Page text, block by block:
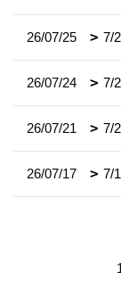
26/07/25 7/
26/07/24 7/
26/07/21 7/
26/07/17 7/